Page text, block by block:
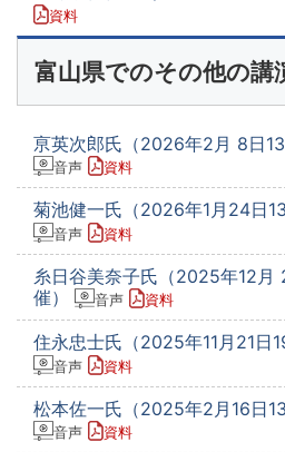
資料
富山県でのその他の講
亰英次郎氏（2026年2月 8日
音声 資料
菊池健一氏（2026年1月24日
音声 資料
糸日谷美奈子氏（2025年12月
催）
音声 資料
住永忠士氏（2025年11月21日
音声 資料
松本佐一氏（2025年2月16日
音声 資料